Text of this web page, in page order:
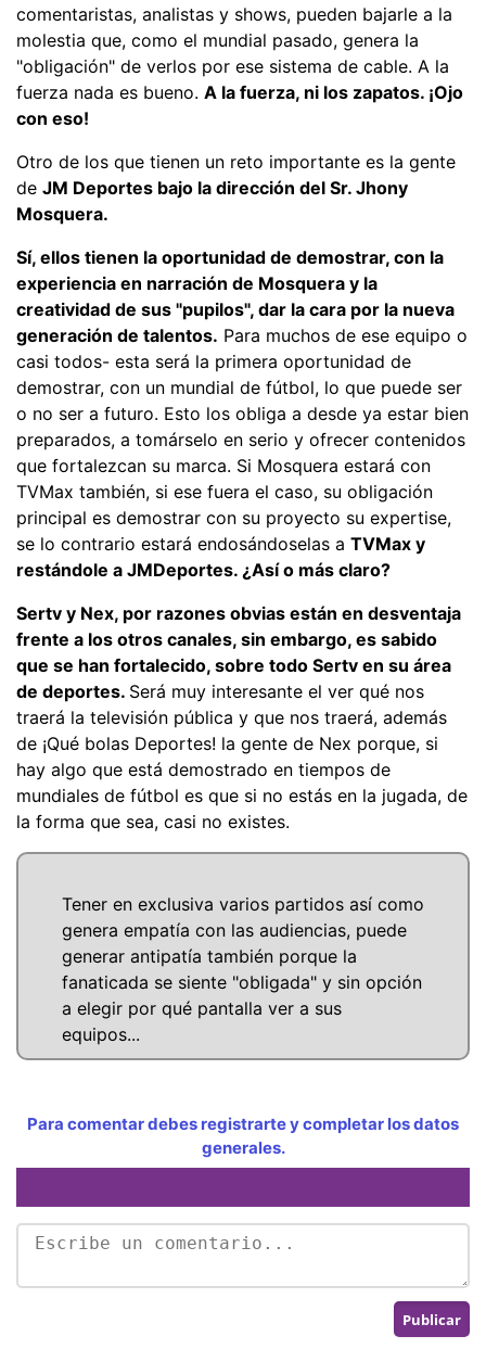
comentaristas, analistas y shows, pueden bajarle a la
molestia que, como el mundial pasado, genera la
"obligación" de verlos por ese sistema de cable. A la
fuerza nada es bueno. A la fuerza, ni los zapatos. ¡Ojo
con eso!
Otro de los que tienen un reto importante es la gente
de JM Deportes bajo la dirección del Sr. Jhony
Mosquera.
Sí, ellos tienen la oportunidad de demostrar, con la
experiencia en narración de Mosquera y la
creatividad de sus "pupilos", dar la cara por la nueva
generación de talentos. Para muchos de ese equipo o
casi todos- esta será la primera oportunidad de
demostrar, con un mundial de fútbol, lo que puede ser
o no ser a futuro. Esto los obliga a desde ya estar bien
preparados, a tomárselo en serio y ofrecer contenidos
que fortalezcan su marca. Si Mosquera estará con
TVMax también, si ese fuera el caso, su obligación
principal es demostrar con su proyecto su expertise,
se lo contrario estará endosándoselas a TVMax y
restándole a JMDeportes. ¿Así o más claro?
Sertv y Nex, por razones obvias están en desventaja
frente a los otros canales, sin embargo, es sabido
que se han fortalecido, sobre todo Sertv en su área
de deportes. Será muy interesante el ver qué nos
traerá la televisión pública y que nos traerá, además
de ¡Qué bolas Deportes! la gente de Nex porque, si
hay algo que está demostrado en tiempos de
mundiales de fútbol es que si no estás en la jugada, de
la forma que sea, casi no existes.
Tener en exclusiva varios partidos así como
genera empatía con las audiencias, puede
generar antipatía también porque la
fanaticada se siente "obligada" y sin opción
a elegir por qué pantalla ver a sus
equipos...
Para comentar debes registrarte y completar los datos
generales.